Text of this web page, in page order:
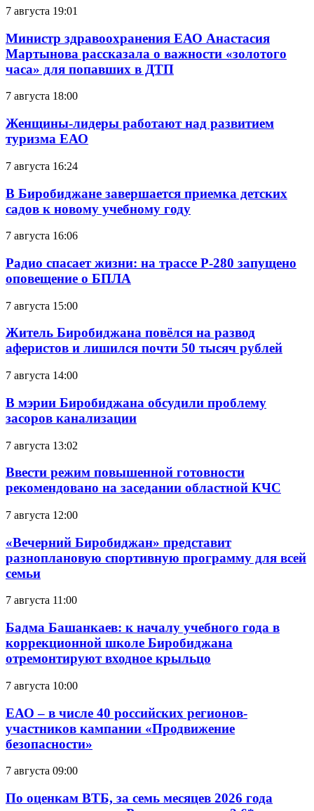
7 августа 19:01
Министр здравоохранения ЕАО Анастасия
Мартынова рассказала о важности «золотого
часа» для попавших в ДТП
7 августа 18:00
Женщины-лидеры работают над развитием
туризма ЕАО
7 августа 16:24
В Биробиджане завершается приемка детских
садов к новому учебному году
7 августа 16:06
Радио спасает жизни: на трассе Р-280 запущено
оповещение о БПЛА
7 августа 15:00
Житель Биробиджана повёлся на развод
аферистов и лишился почти 50 тысяч рублей
7 августа 14:00
В мэрии Биробиджана обсудили проблему
засоров канализации
7 августа 13:02
Ввести режим повышенной готовности
рекомендовано на заседании областной КЧС
7 августа 12:00
«Вечерний Биробиджан» представит
разноплановую спортивную программу для всей
семьи
7 августа 11:00
Бадма Башанкаев: к началу учебного года в
коррекционной школе Биробиджана
отремонтируют входное крыльцо
7 августа 10:00
ЕАО – в числе 40 российских регионов-
участников кампании «Продвижение
безопасности»
7 августа 09:00
По оценкам ВТБ, за семь месяцев 2026 года